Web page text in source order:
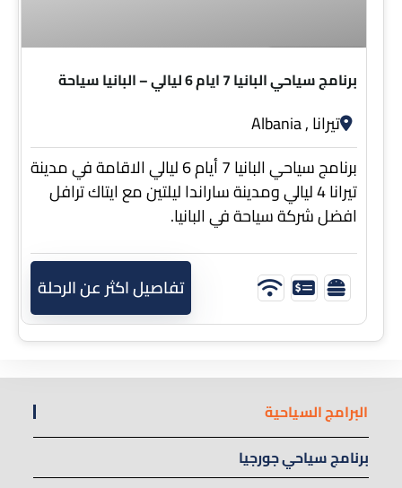
برنامج سياحي البانيا 7 ايام 6 ليالي – البانيا سياحة
تيرانا , Albania
برنامج سياحي البانيا 7 أيام 6 ليالي الاقامة في مدينة
تيرانا 4 ليالي ومدينة ساراندا ليلتين مع ايتاك ترافل
افضل شركة سياحة في البانيا.
تفاصيل اكثر عن الرحلة
البرامج السياحية
برنامج سياحي جورجيا